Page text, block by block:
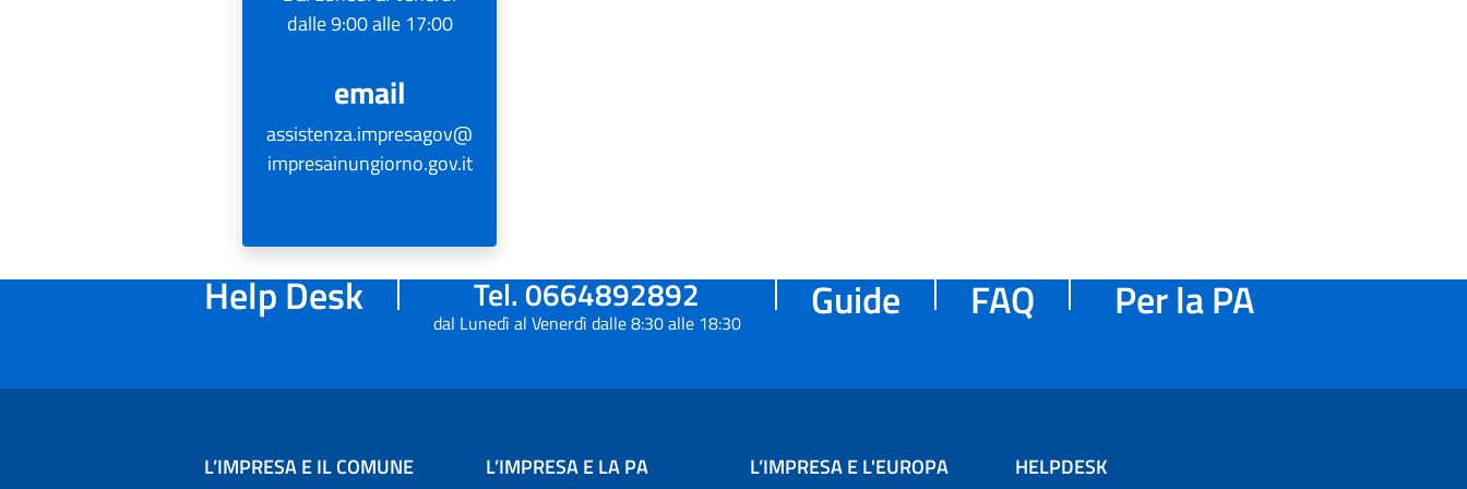
dalle 9:00 alle 17:00
email
assistenza.impresagov@
impresainungiorno.gov.it
Help Desk Tel. 0664892892
dal Lunedì al Venerdì dalle 8:30 alle 18:30 Guide FAQ Per la PA
L’IMPRESA E IL COMUNE L’IMPRESA E LA PA L’IMPRESA E L'EUROPA HELPDESK